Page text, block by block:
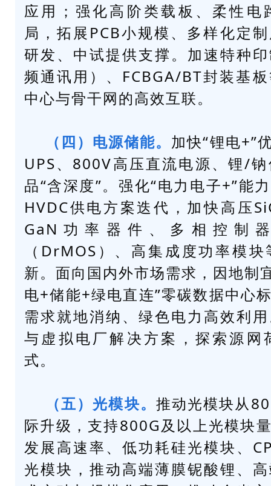
应用；强化高阶类载板、柔性电
局，拓展PCB小规模、多样化定
研发、中试提供支撑。加速特种
频通讯用）、FCBGA/BT封装基
中心与骨干网的高效互联。
（四）电源储能。 加快“锂电+”
UPS、800V高压直流电源、锂/
品“含深度”。强化“电力电子+”能
HVDC供电方案迭代，加快高压
GaN功率器件、多相控制
（DrMOS）、高集成度功率模
新。面向国内外市场需求，因地制
电+储能+绿电直连”零碳数据中心
需求就地消纳、绿色电力高效利
与虚拟电厂解决方案，探索源网
式。
（五）光模块。 推动光模块从
际升级，支持800G及以上光模块
发展高速率、低功耗硅光模块、
光模块，推动高端薄膜铌酸锂、